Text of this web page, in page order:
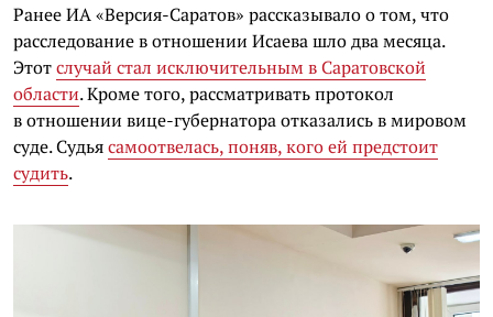
Ранее ИА «Версия-Саратов» рассказывало о том, что
расследование в отношении Исаева шло два месяца.
Этотслучай стал исключительным в Саратовской
области. Кроме того, рассматривать протокол
в отношении вице-губернатора отказались в мировом
суде. Судьясамоотвелась, поняв, кого ей предстоит
судить.